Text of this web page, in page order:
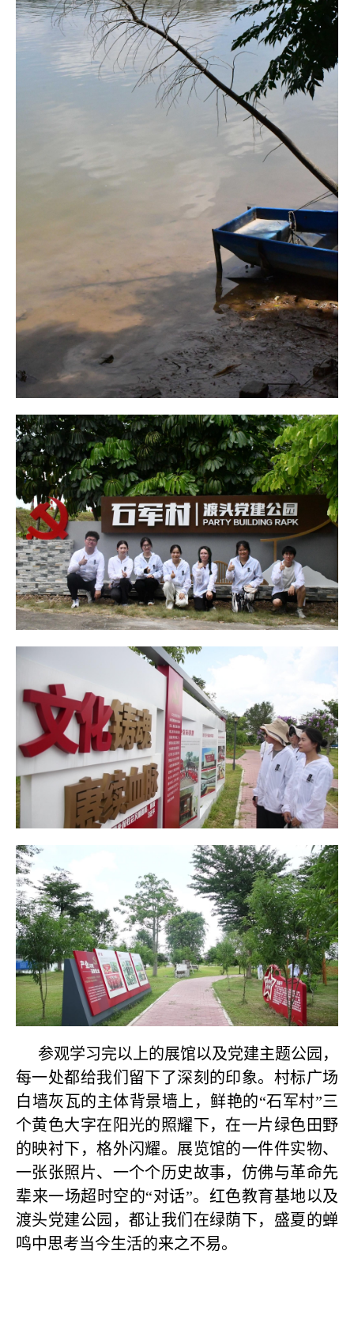
参观学习完以上的展馆以及党建主题公园，
每一处都给我们留下了深刻的印象。村标广场
白墙灰瓦的主体背景墙上，鲜艳的“石军村”三
个黄色大字在阳光的照耀下，在一片绿色田野
的映衬下，格外闪耀。展览馆的一件件实物、
一张张照片、一个个历史故事，仿佛与革命先
辈来一场超时空的“对话”。红色教育基地以及
渡头党建公园，都让我们在绿荫下，盛夏的蝉
鸣中思考当今生活的来之不易。